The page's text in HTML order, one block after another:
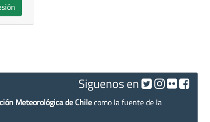
Siguenos en
Meteorológica de Chilecomo la fuente de la